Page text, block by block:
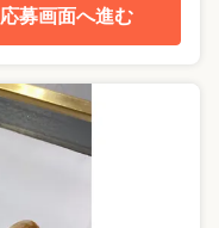
応募画面へ進む